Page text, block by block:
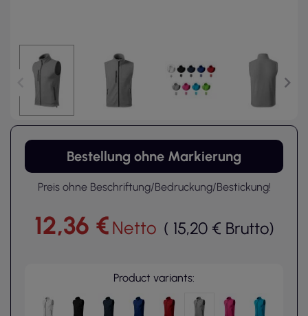
Bestellung ohne Markierung
Preis ohne Beschriftung/Bedruckung/Bestickung!
12,36 €Netto ( 15,20 € Brutto)
Product variants: